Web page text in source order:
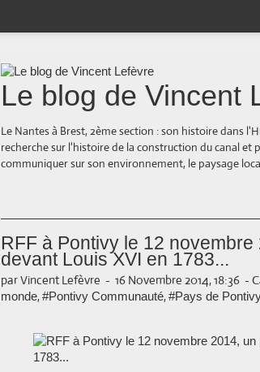
Le blog de Vincent
Le Nantes à Brest, 2ème section : son histoire dans
recherche sur l'histoire de la construction du canal
communiquer sur son environnement, le paysage
RFF à Pontivy le 12
devant Louis XVI en 1783...
par Vincent Lefèvre - 16 Novembre 2014, 18:36 -
monde,#Pontivy Communauté,#Pays de